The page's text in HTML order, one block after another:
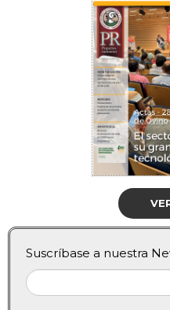
Suscríbase a nuestra